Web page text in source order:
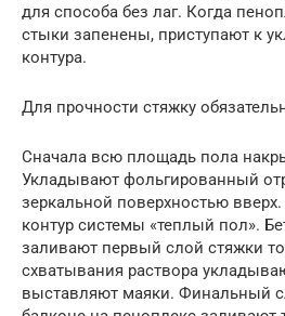
для способа без лаг. Когда
стыки запенены, приступают к
контура.
Для прочности стяжку
Сначала всю площадь пола
Укладывают фольгированный
зеркальной поверхностью
контур системы «теплый пол».
заливают первый слой стяжки
схватывания раствора
выставляют маяки. Финальный